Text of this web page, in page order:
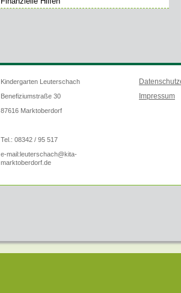
Kindergarten Leuterschach
Benefiziumstraße 30
87616 Marktoberdorf
Tel.: 08342 / 95 517
e-mail:leuterschach@kita-
marktoberdorf.de
Impressum